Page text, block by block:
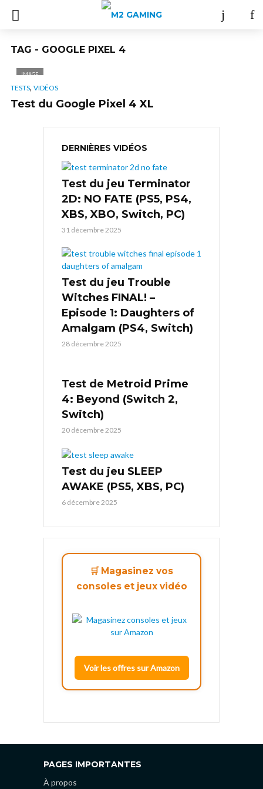
TAG - GOOGLE PIXEL 4
IMAGE
TESTS, VIDÉOS
Test du Google Pixel 4 XL
DERNIÈRES VIDÉOS
Test du jeu Terminator
2D: NO FATE (PS5, PS4,
XBS, XBO, Switch, PC)
31 décembre 2025
Test du jeu Trouble
Witches FINAL! –
Episode 1: Daughters of
Amalgam (PS4, Switch)
28 décembre 2025
Test de Metroid Prime
4: Beyond (Switch 2,
Switch)
20 décembre 2025
Test du jeu SLEEP
AWAKE (PS5, XBS, PC)
6 décembre 2025
🛒 Magasinez vos
consoles et jeux vidéo
Voir les offres sur Amazon
PAGES IMPORTANTES
À propos